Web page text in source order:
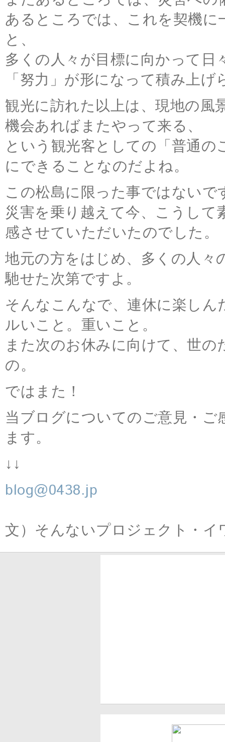
あるところでは、これを契機
と、
多くの人々が目標に向かって日
「努力」が形になって積み上
観光に訪れた以上は、現地の
機会あればまたやって来る、
という観光客としての「普通
にできることなのだよね。
この松島に限った事ではないで
災害を乗り越えて今、こうし
感させていただいたのでした。
地元の方をはじめ、多くの人
馳せた次第ですよ。
そんなこんなで、連休に楽し
ルいこと。重いこと。
また次のお休みに向けて、世
の。
ではまた！
当ブログについてのご意見・
ます。
↓↓
blog@0438.jp
文）そんないプロジェクト・イ